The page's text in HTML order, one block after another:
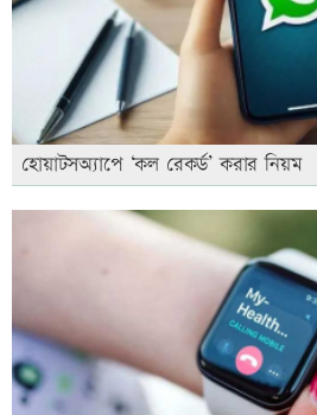
হোয়াটসঅ্যাপে ‘কল রেকর্ড’ করার নিয়ম